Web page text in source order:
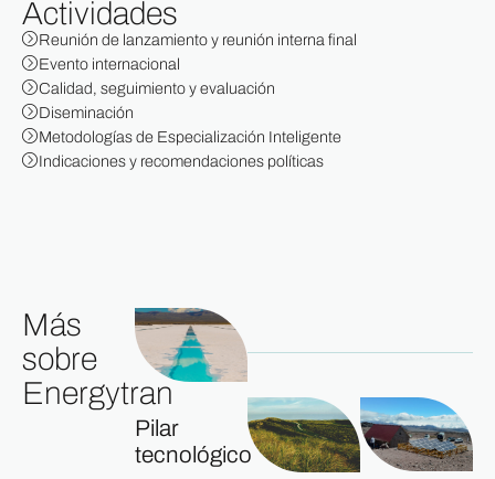
Actividades
Reunión de lanzamiento y reunión interna final
Evento internacional
Calidad, seguimiento y evaluación
Diseminación
Metodologías de Especialización Inteligente
Indicaciones y recomendaciones políticas
Más
sobre
Energytran
Pilar
tecnológico